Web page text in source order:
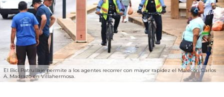
El Bici Patrullaje permite a los agentes recorrer con mayor rapidez el Malecón Carlos
A. Madrazo en Villahermosa.